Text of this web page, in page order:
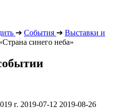
➔ События ➔ Выставки и
синего неба»
г. 2019-07-12 2019-08-26